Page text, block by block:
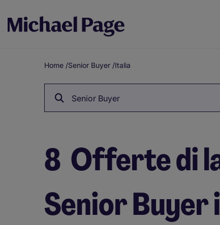
Breadcrumb
Home /Senior Buyer /Italia
Senior Buyer
8 Offerte di
Senior Buyer